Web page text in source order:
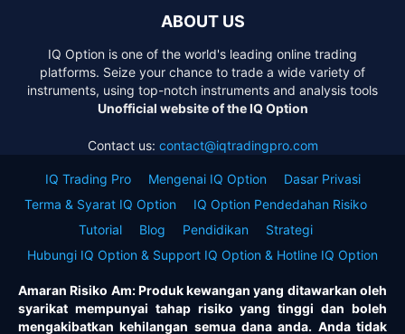
ABOUT US
IQ Option is one of the world's leading online trading
platforms. Seize your chance to trade a wide variety of
instruments, using top-notch instruments and analysis tools
Unofficial website of the IQ Option
Contact us: contact@iqtradingpro.com
IQ Trading Pro Mengenai IQ Option
Dasar Privasi
Terma & Syarat IQ Option
IQ Option Pendedahan Risiko
Tutorial
Blog Pendidikan
Strategi
Hubungi IQ Option & Support IQ Option & Hotline IQ Option
Amaran Risiko Am: Produk kewangan yang ditawarkan oleh
syarikat mempunyai tahap risiko yang tinggi dan boleh
mengakibatkan kehilangan semua dana anda. Anda tidak